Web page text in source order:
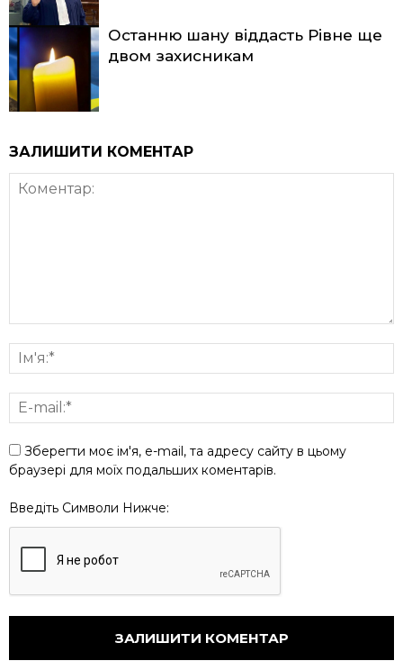
Останню шану віддасть Рівне ще
двом захисникам
ЗАЛИШИТИ КОМЕНТАР
Зберегти моє ім'я, e-mail, та адресу сайту в цьому
браузері для моїх подальших коментарів.
Введіть Символи Нижче: